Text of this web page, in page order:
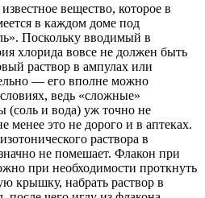
вещество, которое в
в каждом доме под
Поскольку вводимый в
хлорида вовсе не должен быть
раствор в ампулах или
— его вполне можно
ведь «сложные»
(соль и вода) уж точно не
менее это не дорого и в аптеках.
раствора в
не помешает. Флакон при
при необходимости проткнуть
крышку, набрать раствор в